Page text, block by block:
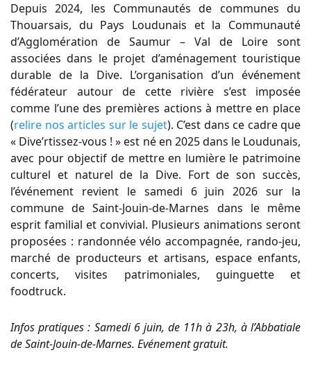
Depuis 2024, les Communautés de communes du
Thouarsais, du Pays Loudunais et la Communauté
d’Agglomération de Saumur – Val de Loire sont
associées dans le projet d’aménagement touristique
durable de la Dive. L’organisation d’un événement
fédérateur autour de cette rivière s’est imposée
comme l’une des premières actions à mettre en place
(relire nos articles sur le sujet). C’est dans ce cadre que
« Dive’rtissez-vous ! » est né en 2025 dans le Loudunais,
avec pour objectif de mettre en lumière le patrimoine
culturel et naturel de la Dive. Fort de son succès,
l’événement revient le samedi 6 juin 2026 sur la
commune de Saint-Jouin-de-Marnes dans le même
esprit familial et convivial. Plusieurs animations seront
proposées : randonnée vélo accompagnée, rando-jeu,
marché de producteurs et artisans, espace enfants,
concerts, visites patrimoniales, guinguette et
foodtruck.
Infos pratiques : Samedi 6 juin, de 11h à 23h, à l’Abbatiale
de Saint-Jouin-de-Marnes. Evénement gratuit.